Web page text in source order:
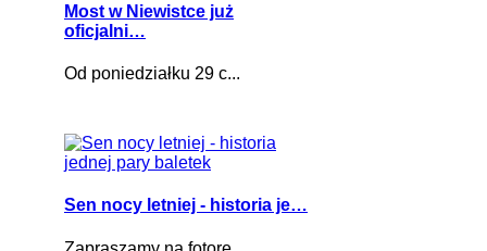
Most w Niewistce już
oficjalni…
Od poniedziałku 29 c...
Sen nocy letniej - historia je…